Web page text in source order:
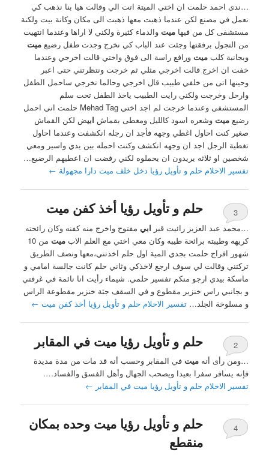
…ندى احمد حلمت ان اختي الميتة اتت الي وقالت هيا بنا نذهب كي
نعمل في مصنع لكن عندما ذهبت معها ذهبت الى مكان وكانة بيت ولكنة
مستشفى كل من فيهاميت والدماء كثيرة ولكني لا اراها وعندما انتهيت
من التجول برفقتها وجئت عند الباب كي نخرج وجدت طفل رضيعميت
وبجانبة كلبميت ورافع راسة الى فوق واختي قالت اخرجي وعندما
خفت ان اخرج قالت اخرجي مثلي ثم خرجت ونتظرتني حتى اعبر
وحينها اتى من خلفي طبيب قال اخرجي وحالما تخرجي ساحمل الطفل
وارحل وخرجت ولكني رايت الطبيب ياخذ الطفل تحت سلم
المستشفى وعندما خرجت لم اجد اختي Mehad Tag حلمت اني احمل
رضيعميت وشعره اسود كالليل ومغطى بقماش ابيض لكن القماش
صغير كنت احاول اغطي وجهه فأجد ان رجله انكشفت وعندما احاول
تغطية الرجل اجد ان وجهه انكشف وكنت احمله بين يدي واسير ومعي
شخصين او ثلاثه يريدون ان يحملوه لكني رفضت ان اعطيهم الرضيع…
تفسير الاحلام حلم و تأويل رؤيا دخل خلف ميت دارا مجهولة ←
حلم و تأويل رؤيا أخذ كفن ميت
3
…محمد عبد العزيز رائيت قبر ابي مفتوح واخرج منه كفنه وكان رائحته
كريهه وطيبته برائحة طيبه وكان معي اختي مع العلم الابميت
من 10
شهور افراح حلمت بجدي المية اول حلم اخذتني،معها ونصف الطريق
تركتني وقالت لي سوف ارجع لاخذكي وثاني حلم كانت جالسة امامي و
ماسكة بيدي ارجو منكم تفسير حلمي. شيماء رأيت انا نائمة في غرفتي
و بجانبي راس خنزير مقطوع و في السقف جثة خنزير مقطوعة الراس
و مسلوخة الجلد…تفسير الاحلام حلم و تأويل رؤيا أخذ كفن ميت ←
حلم و تأويل رؤيا ميت في المقابر
2
…ومن رأى أنهميت في المقابر وحسب أنه قد مات من مدة مديدة
فإنه يسافر سفرا بعيدا ويصحب الجهال وأهل الفسق والفساد….
تفسير الاحلام حلم و تأويل رؤيا ميت في المقابر ←
حلم و تأويل رؤيا ميت وحده بمكان
منقطع
4